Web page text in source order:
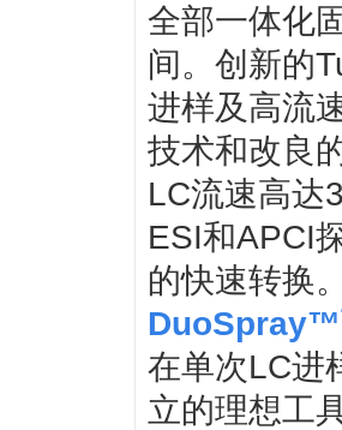
全部一体化
间。创新的
进样及高流
技术和改良
LC流速高达
ESI和APCI
的快速转换
DuoSpray™
在单次LC进
立的理想工